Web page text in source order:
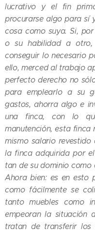
lucrativo y el fin
procurarse algo para sí
cosa como suya. Si,
o su habilidad a
conseguir lo necesario
ello, merced al trabajo
perfecto derecho no
para emplearlo a su
gastos, ahorra algo e
una finca, con lo
manutención, esta finca
mismo salario
la finca adquirida por
tan de su dominio
Ahora bien: es en esto
como fácilmente se
tanto muebles como
empeoran la situación
tratan de transferir